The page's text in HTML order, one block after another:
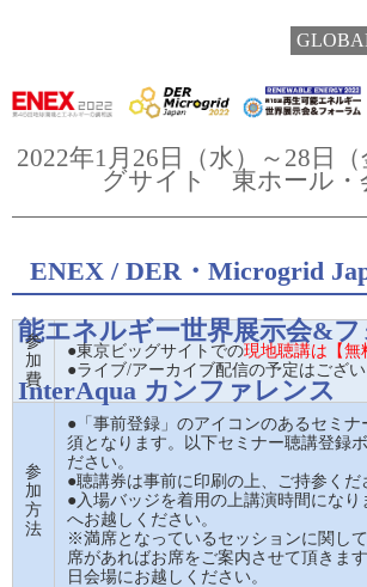
2022年1月26日（水）～28日
グサイト 東ホール・
ENEX / DER・Microgrid
能エネルギー世界展示会&
InterAqua カンファレンス
参
加
費
●東京ビッグサイトでの現地聴講は【無
●ライブ/アーカイブ配信の予定はござい
参
加
方
法
●「事前登録」のアイコンのあるセミ
須となります。以下セミナー聴講登録
ださい。
●聴講券は事前に印刷の上、ご持参くだ
●入場バッジを着用の上講演時間にな
へお越しください。
※満席となっているセッションに関し
席があればお席をご案内させて頂きま
日会場にお越しください。